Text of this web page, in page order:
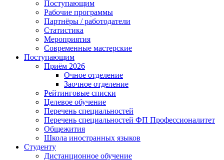
Поступающим
Рабочие программы
Партнёры / работодатели
Статистика
Мероприятия
Современные мастерские
Поступающим
Приём 2026
Очное отделение
Заочное отделение
Рейтинговые списки
Целевое обучение
Перечень специальностей
Перечень специальностей ФП Профессионалитет
Общежития
Школа иностранных языков
Студенту
Дистанционное обучение